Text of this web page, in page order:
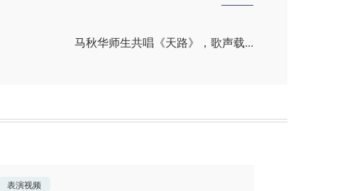
马秋华师生共唱《天路》，歌声载...
表演视频